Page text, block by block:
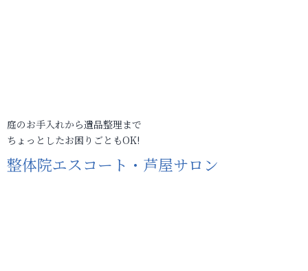
庭のお手入れから遺品整理まで
ちょっとしたお困りごともOK!
整体院エスコート・芦屋サロン